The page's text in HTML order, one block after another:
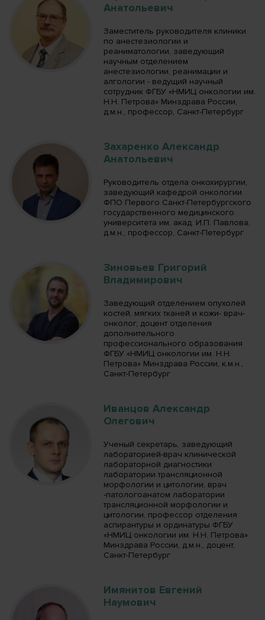
Анатольевич
Заместитель руководителя клиники
по анестезиологии и
реаниматологии, заведующий
научным отделением
анестезиологии, реанимации и
алгологии - ведущий научный
сотрудник ФГБУ «НМИЦ онкологии им.
Н.Н. Петрова» Минздрава России,
д.м.н., профессор, Санкт-Петербург
Захаренко Александр
Анатольевич
Руководитель отдела онкохирургии,
заведующий кафедрой онкологии
ФПО Первого Санкт-Петербургского
государственного медицинского
университета им. акад. И.П. Павлова,
д.м.н., профессор, Санкт-Петербург
Зиновьев Григорий
Владимирович
Заведующий отделением опухолей
костей, мягких тканей и кожи- врач-
онколог, доцент отделения
дополнительного
профессионального образования
ФГБУ «НМИЦ онкологии им. Н.Н.
Петрова» Минздрава России, к.м.н.,
Санкт-Петербург
Иванцов Александр
Олегович
Ученый секретарь, заведующий
лабораторией-врач клинической
лабораторной диагностики
лаборатории трансляционной
морфологии и цитологии, врач
-патологоанатом лаборатории
трансляционной морфологии и
цитологии, профессор отделения
аспирантуры и ординатуры ФГБУ
«НМИЦ онкологии им. Н.Н. Петрова»
Минздрава России, д.м.н., доцент,
Санкт-Петербург
Имянитов Евгений
Наумович